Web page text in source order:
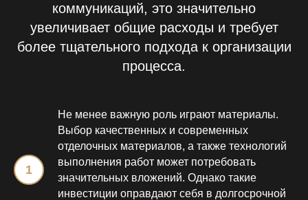
коммуникаций, это значительно
увеличивает общие расходы и требует
более тщательного подхода к организации
процесса.
Не менее важную роль играют материалы.
Выбор качественных и современных
отделочных материалов, а также технологий
выполнения работ может потребовать
значительных вложений. Однако такие
инвестиции оправдают себя в долгосрочной